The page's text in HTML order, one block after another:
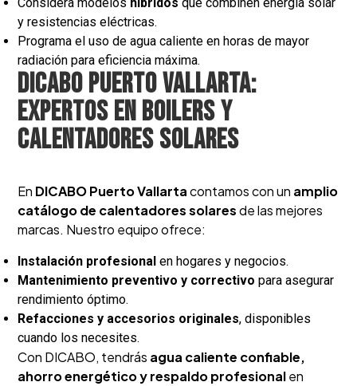
y resistencias eléctricas.
Programa el uso de agua caliente en horas de mayor
radiación para eficiencia máxima.
DICABO Puerto Vallarta:
Expertos en boilers y
calentadores solares
En DICABO Puerto Vallartacontamos con un amplio
catálogo de calentadores solaresde las mejores
marcas. Nuestro equipo ofrece:
Instalación profesional en hogares y negocios.
Mantenimiento preventivo y correctivo para asegurar
rendimiento óptimo.
Refacciones y accesorios originales, disponibles
cuando los necesites.
Con DICABO, tendrás agua caliente confiable,
ahorro energético y respaldo profesionalen